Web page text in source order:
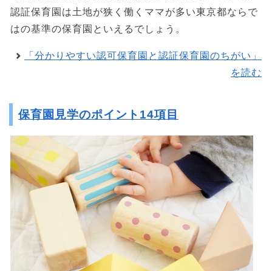
認証保育園は土地が狭く働くママが多い東京都ならで
はの基準の保育園といえるでしょう。
「分かりやすい認可保育園と認証保育園のちがい」
を読む
保育園見学のポイント14項目